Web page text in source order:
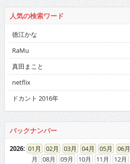
人気の検索ワード
徳江かな
RaMu
真田まこと
netflix
ドカント 2016年
バックナンバー
2026: 01 02 03 04 05 06
08
09 10 11
12